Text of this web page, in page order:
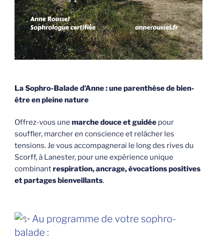
La Sophro-Balade d’Anne : une parenthèse de bien-
être en pleine nature
Offrez-vous une marche douce et guidée pour
souffler, marcher en conscience et relâcher les
tensions. Je vous accompagnerai le long des rives du
Scorff, à Lanester, pour une expérience unique
combinantrespiration, ancrage, évocations positives
et partages bienveillants.
Au programme de votre sophro-
balade :